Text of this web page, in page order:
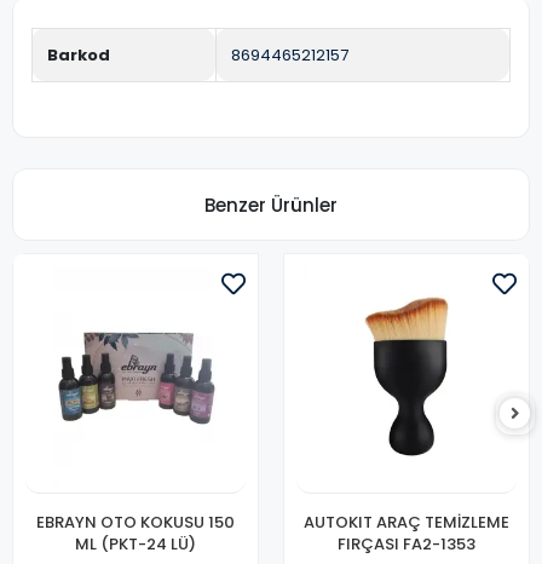
Barkod 8694465212157
Benzer Ürünler
EBRAYN OTO KOKUSU 150
ML (PKT-24 LÜ)
AUTOKIT ARAÇ TEMİZLEME
FIRÇASI FA2-1353